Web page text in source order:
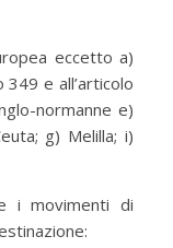
eccetto a)
e all’articolo
normanne e)
g) Melilla; i)
i movimenti di